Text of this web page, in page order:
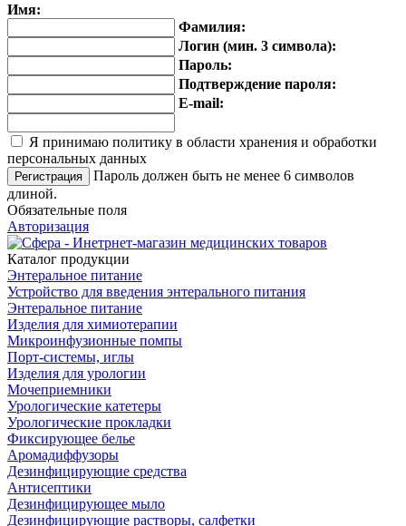
Имя:
Фамилия:
Логин (мин. 3 символа):
Пароль:
Подтверждение пароля:
E-mail:
Я принимаю политику в области хранения и обработки
персональных данных
Пароль должен быть не менее 6 символов
длиной.
Обязательные поля
Авторизация
Каталог продукции
Энтеральное питание
Устройство для введения энтерального питания
Энтеральное питание
Изделия для химиотерапии
Микроинфузионные помпы
Порт-системы, иглы
Изделия для урологии
Мочеприемники
Урологические катетеры
Урологические прокладки
Фиксирующее белье
Аромадиффузоры
Дезинфицирующие средства
Антисептики
Дезинфицирующее мыло
Дезинфицирующие растворы, салфетки